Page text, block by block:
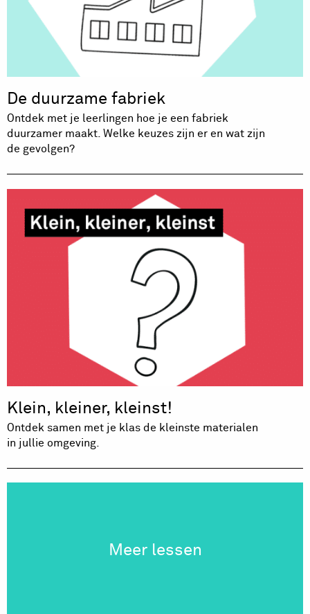
De duurzame fabriek
Ontdek met je leerlingen hoe je een fabriek
duurzamer maakt. Welke keuzes zijn er en wat zijn
de gevolgen?
Klein, kleiner, kleinst!
Ontdek samen met je klas de kleinste materialen
in jullie omgeving.
Meer lessen